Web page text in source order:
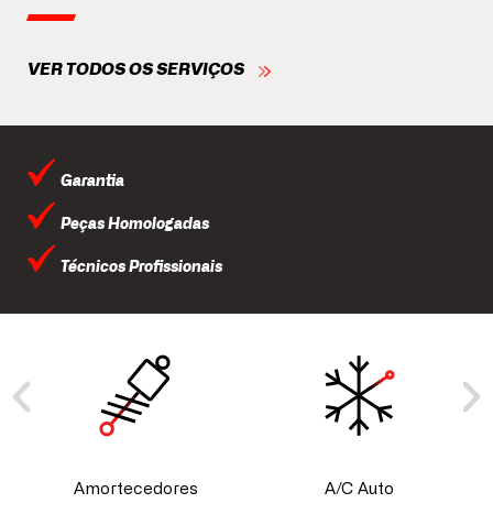
VER TODOS OS SERVIÇOS
Garantia
Peças Homologadas
Técnicos Profissionais
Amortecedores A/C Auto